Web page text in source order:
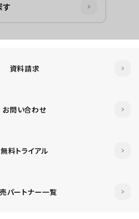
資料請求
お問い合わせ
無料トライアル
パートナー一覧